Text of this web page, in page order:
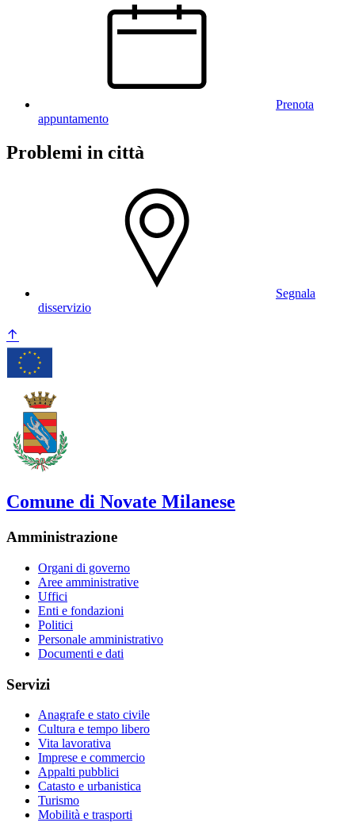
Prenota
appuntamento
Problemi in città
Segnala
disservizio
Comune di Novate Milanese
Amministrazione
Organi di governo
Aree amministrative
Uffici
Enti e fondazioni
Politici
Personale amministrativo
Documenti e dati
Servizi
Anagrafe e stato civile
Cultura e tempo libero
Vita lavorativa
Imprese e commercio
Appalti pubblici
Catasto e urbanistica
Turismo
Mobilità e trasporti